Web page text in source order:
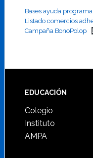
Bases ayuda programa
Listado comercios
Campaña BonoPolop
Footer
EDUCACIÓN
Colegio
Instituto
AMPA